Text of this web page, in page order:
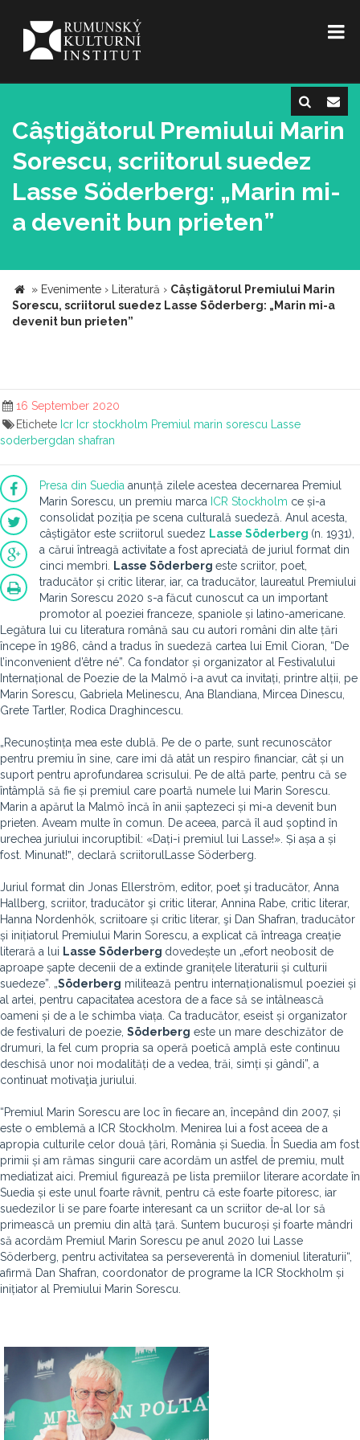
Câștigătorul Premiului Marin
Sorescu, scriitorul suedez
Lasse Söderberg: „Marin mi-
a devenit bun prieten”
» Evenimente › Literatură › Câștigătorul Premiului Marin
Sorescu, scriitorul suedez Lasse Söderberg: „Marin mi-a
devenit bun prieten”
16 September 2020
Etichete Icr Icr stockholm Premiul marin sorescu
Lasse
soderbergdan shafran
Presa din Suedia anunță zilele acestea decernarea Premiul
Marin Sorescu, un premiu marca ICR Stockholm ce și-a
consolidat poziția pe scena culturală suedeză. Anul acesta,
câștigător este scriitorul suedez Lasse Söderberg (n. 1931),
a cărui întreagă activitate a fost apreciată de juriul format din
cinci membri.
Lasse Söderberg este scriitor, poet,
traducător și critic literar, iar, ca traducător, laureatul Premiului
Marin Sorescu 2020 s-a făcut cunoscut ca un important
promotor al poeziei franceze, spaniole și latino-americane.
Legătura lui cu literatura română sau cu autori români din alte țări
începe în 1986, când a tradus în suedeză cartea lui Emil Cioran, “De
l’inconvenient d’être né”. Ca fondator și organizator al Festivalului
Internațional de Poezie de la Malmö i-a avut ca invitați, printre alții, pe
Marin Sorescu, Gabriela Melinescu, Ana Blandiana, Mircea Dinescu,
Grete Tartler, Rodica Draghincescu.
„Recunoștința mea este dublă. Pe de o parte, sunt recunoscător
pentru premiu în sine, care imi dă atât un respiro financiar, cât și un
suport pentru aprofundarea scrisului. Pe de altă parte, pentru că se
întâmplă să fie și premiul care poartă numele lui Marin Sorescu.
Marin a apărut la Malmö încă în anii șaptezeci și mi-a devenit bun
prieten. Aveam multe în comun. De aceea, parcă îl aud șoptind în
urechea juriului incoruptibil: «Dați-i premiul lui Lasse!». Și așa a și
fost. Minunat!ˮ, declară scriitorulLasse Söderberg.
Juriul format din Jonas Ellerström, editor, poet şi traducător, Anna
Hallberg, scriitor, traducător şi critic literar, Annina Rabe, critic literar,
Hanna Nordenhök, scriitoare și critic literar, şi Dan Shafran, traducător
și inițiatorul Premiului Marin Sorescu, a explicat că întreaga creație
literară a lui Lasse Söderberg dovedește un „efort neobosit de
aproape șapte decenii de a extinde granițele literaturii și culturii
suedeze”. „Söderberg militează pentru internaționalismul poeziei și
al artei, pentru capacitatea acestora de a face să se intâlnească
oameni și de a le schimba viața. Ca traducător, eseist și organizator
de festivaluri de poezie, Söderberg este un mare deschizător de
drumuri, la fel cum propria sa operă poetică amplă este continuu
deschisă unor noi modalități de a vedea, trăi, simți și gândi”, a
continuat motivaţia juriului.
“Premiul Marin Sorescu are loc în fiecare an, începând din 2007, și
este o emblemă a ICR Stockholm. Menirea lui a fost aceea de a
apropia culturile celor două țări, România și Suedia. În Suedia am fost
primii și am rămas singurii care acordăm un astfel de premiu, mult
mediatizat aici. Premiul figurează pe lista premiilor literare acordate în
Suedia și este unul foarte râvnit, pentru că este foarte pitoresc, iar
suedezilor li se pare foarte interesant ca un scriitor de-al lor să
primească un premiu din altă țară. Suntem bucuroși și foarte mândri
să acordăm Premiul Marin Sorescu pe anul 2020 lui Lasse
Söderberg, pentru activitatea sa perseverentă în domeniul literaturii“,
afirmă Dan Shafran, coordonator de programe la ICR Stockholm și
inițiator al Premiului Marin Sorescu.